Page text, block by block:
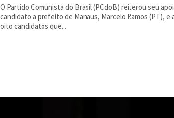
O Partido Comunista do Brasil (PCdoB) reiterou seu
candidato a prefeito de Manaus, Marcelo Ramos (PT), e
oito candidatos que...